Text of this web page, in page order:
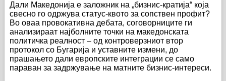
Дали Македонија е заложник на „бизнис-кратија“ која
свесно го одржува статус-квото за сопствен профит?
Во оваа провокативна дебата, соговорниците ги
анализираат најболните точки на македонската
политичка реалност – од контроверзниот втор
протокол со Бугарија и уставните измени, до
прашањето дали европските интеграции се само
параван за задржување на матните бизнис-интереси.